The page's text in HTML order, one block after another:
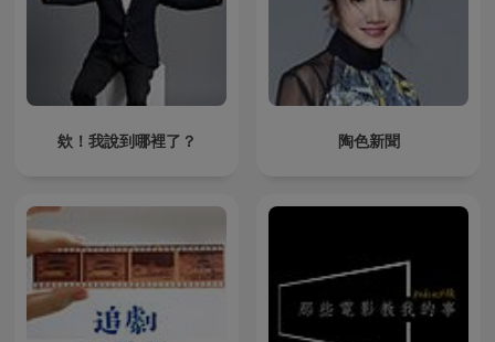
欸！我說到哪裡了？ 陶色新聞